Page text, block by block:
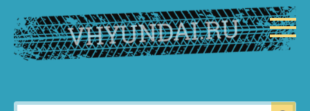
контенту
Поиск: